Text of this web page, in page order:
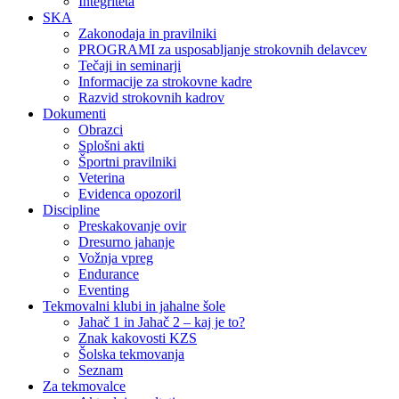
SKA
Zakonodaja in pravilniki
PROGRAMI za usposabljanje strokovnih delavcev
Tečaji in seminarji
Informacije za strokovne kadre
Razvid strokovnih kadrov
Dokumenti
Obrazci
Splošni akti
Športni pravilniki
Veterina
Evidenca opozoril
Discipline
Preskakovanje ovir
Dresurno jahanje
Vožnja vpreg
Endurance
Eventing
Tekmovalni klubi in jahalne šole
Jahač 1 in Jahač 2 – kaj je to?
Znak kakovosti KZS
Šolska tekmovanja
Seznam
Za tekmovalce